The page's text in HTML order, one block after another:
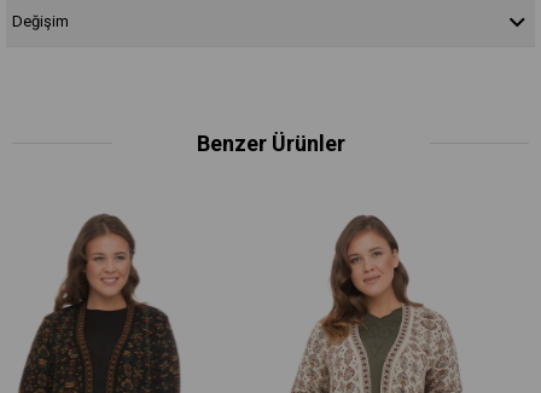
Değişim
Benzer Ürünler